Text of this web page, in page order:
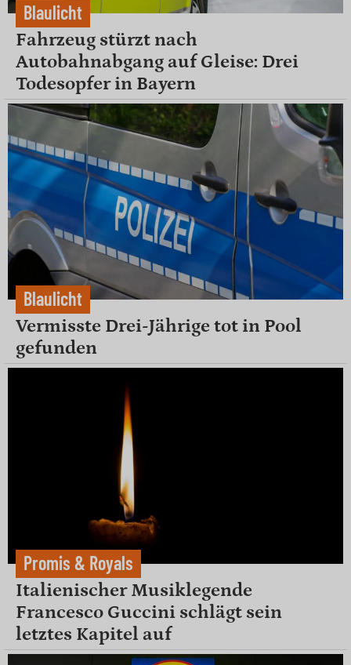
Blaulicht
Fahrzeug stürzt nach
Autobahnabgang auf Gleise: Drei
Todesopfer in Bayern
Blaulicht
Vermisste Drei-Jährige tot in Pool
gefunden
Promis & Royals
Italienischer Musiklegende
Francesco Guccini schlägt sein
letztes Kapitel auf